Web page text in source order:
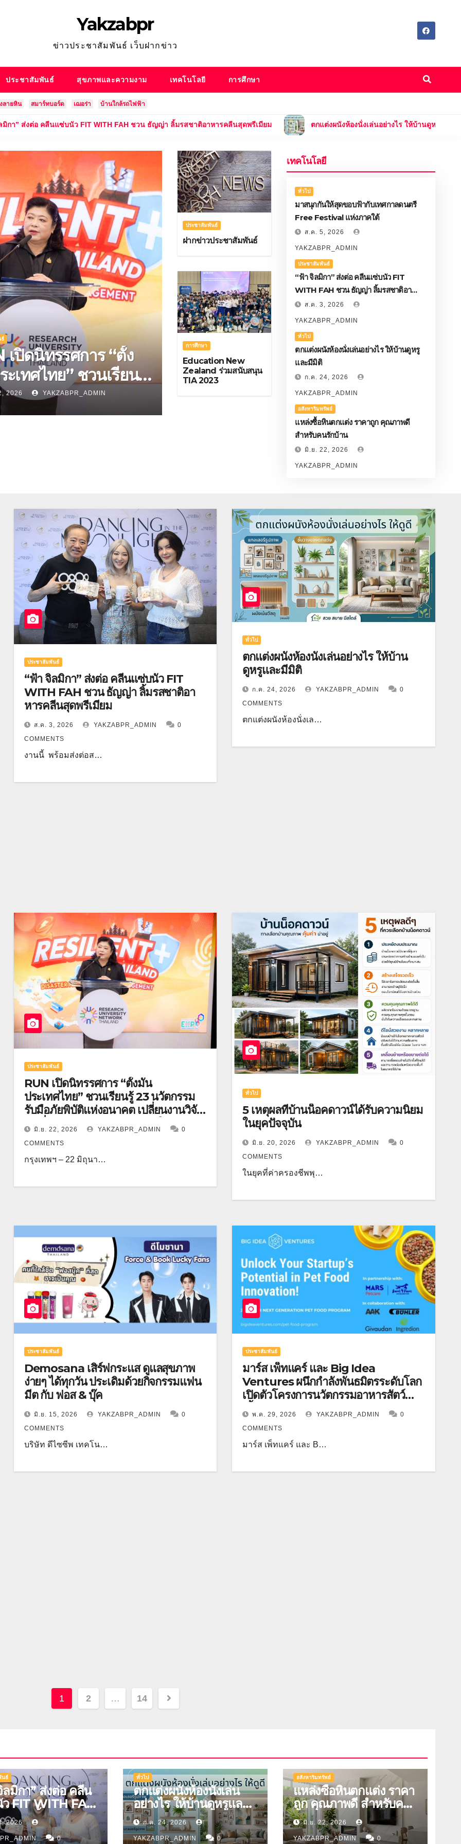
Yakzabpr
ข่าวประชาสัมพันธ์ เว็บฝากข่าว
ประชาสัมพันธ์ สุขภาพและความงาม เทคโนโลยี การศึกษา
ลายหิน สมาร์ทบอร์ด เฌอร่า บ้านใกล้รถไฟฟ้า
แซ่บนัว FIT WITH FAH ชวน ธัญญ่า ลิ้มรสชาติอาหารคลีนสุดพรีเมียม ตกแต่งผนังห้องนั่งเล่นอย่างไร ให้บ้านดูหรูและมีมิติ
ธ์
ระดมพลัง 8
ทยาลัยวิจัยชั้นนำของ
ศ โชว์ 23 นวัตกรรม
ภัยพิบัติ สร้าง
2026 YAKZABPR_ADMIN
Demosana เสิร์ฟกระแส
ดูแลสุขภาพง่ายๆ ได้ทุกวัน
ประเดิมด้วยกิจกรรมแฟนมีต
YAKZABPR_ADMIN
มาร์ส เพ็ทแ
โครงการน
สัตว์เลี้ยง ป
ประชาสัมพันธ์
ฝากข่าวประชาสัมพันธ์
การศึกษา
Education New
Zealand ร่วมสนับสนุน
TIA 2023
เทคโนโลยี
ทั่วไป
มาสนุกกันให้สุดขอบฟ้ากับเทศกาลดนตรี
Free Festival แห่งภาคใต้
ส.ค. 5, 2026
YAKZABPR_ADMIN
ประชาสัมพันธ์
“ฟ้า จิลมิกา” ส่งต่อ คลีนแซ่บนัว FIT
WITH FAH ชวน ธัญญ่า ลิ้มรสชาติอา
หารคลีนสุดพรีเมียม
ส.ค. 3, 2026
YAKZABPR_ADMIN
ทั่วไป
ตกแต่งผนังห้องนั่งเล่นอย่างไร ให้บ้านดูหรู
และมีมิติ
ก.ค. 24, 2026
YAKZABPR_ADMIN
อสังหาริมทรัพย์
แหล่งซื้อหินตกแต่ง ราคาถูก คุณภาพดี
สำหรับคนรักบ้าน
มิ.ย. 22, 2026
YAKZABPR_ADMIN
ประชาสัมพันธ์
“ฟ้า จิลมิกา” ส่งต่อ คลีนแซ่บนัว FIT
WITH FAH ชวน ธัญญ่า ลิ้มรสชาติอา
หารคลีนสุดพรีเมียม
ส.ค. 3, 2026 YAKZABPR_ADMIN
0
COMMENTS
งานนี้ พร้อมส่งต่อส…
ทั่วไป
ตกแต่งผนังห้องนั่งเล่นอย่างไร ให้บ้าน
ดูหรูและมีมิติ
ก.ค. 24, 2026 YAKZABPR_ADMIN
0
COMMENTS
ตกแต่งผนังห้องนั่งเล…
ประชาสัมพันธ์
RUN เปิดนิทรรศการ “ตั้งมั่น
ประเทศไทย” ชวนเรียนรู้ 23 นวัตกรรม
รับมือภัยพิบัติแห่งอนาคต เปลี่ยนงานวิจัย
สู่เครื่องมือสร้างความปลอดภัยให้
ประชาชน
มิ.ย. 22, 2026 YAKZABPR_ADMIN
0
COMMENTS
กรุงเทพฯ – 22 มิถุนา…
ทั่วไป
5 เหตุผลที่บ้านน็อคดาวน์ได้รับความนิยม
ในยุคปัจจุบัน
มิ.ย. 20, 2026 YAKZABPR_ADMIN
0
COMMENTS
ในยุคที่ค่าครองชีพพุ…
ประชาสัมพันธ์
Demosana เสิร์ฟกระแส ดูแลสุขภาพ
ง่ายๆ ได้ทุกวัน ประเดิมด้วยกิจกรรมแฟน
มีต กับ ฟอส & บุ๊ค
มิ.ย. 15, 2026 YAKZABPR_ADMIN
0
COMMENTS
บริษัท ดีไซซีพ เทคโน…
ประชาสัมพันธ์
มาร์ส เพ็ทแคร์ และ Big Idea
Ventures ผนึกกำลังพันธมิตรระดับโลก
เปิดตัวโครงการนวัตกรรมอาหารสัตว์
เลี้ยง ประจำปี 2569
พ.ค. 29, 2026 YAKZABPR_ADMIN
0
COMMENTS
มาร์ส เพ็ทแคร์ และ B…
Posts
1 2 … 14
นธ์
ลมิกา” ส่งต่อ คลีน
FIT WITH FAH
ญญ่า ลิ้มรสชาติอา
นสุดพรีเมียม
2026
0
ทั่วไป
ตกแต่งผนังห้องนั่งเล่น
อย่างไร ให้บ้านดูหรูและมี
มิติก.ค. 24, 2026
YAKZABPR_ADMIN 0
อสังหาริมทรัพย์
แหล่งซื้อหินตกแต่ง ราคา
ถูก คุณภาพดี สำหรับคน
รักบ้าน
มิ.ย. 22, 2026
YAKZABPR_ADMIN 0